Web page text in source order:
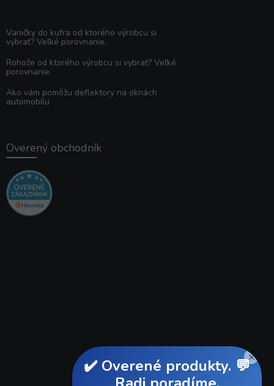
Vaničky do kufra od ktorého výrobcu si
vybrať? Veľké porovnanie.
Rohože od ktorého výrobcu si vybrať? Veľké
porovnanie.
Ako vám pomôžu deflektory na oknách
automobilu
Overený obchodník
×
✔️ Overené produkty. 💬